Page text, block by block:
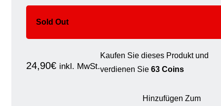
Sold Out
24,90€ inkl. MwSt.
Kaufen Sie dieses Produkt und
verdienen Sie 63 Coins
Hinzufügen Zum